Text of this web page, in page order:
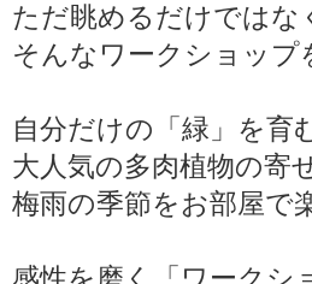
ただ眺めるだけではな
そんなワークショッ
自分だけの「緑」を育
大人気の多肉植物の寄
梅雨の季節をお部屋で